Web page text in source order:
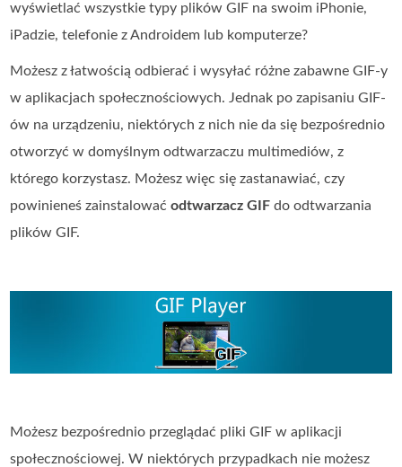
wyświetlać wszystkie typy plików GIF na swoim iPhonie,
iPadzie, telefonie z Androidem lub komputerze?
Możesz z łatwością odbierać i wysyłać różne zabawne GIF-y
w aplikacjach społecznościowych. Jednak po zapisaniu GIF-
ów na urządzeniu, niektórych z nich nie da się bezpośrednio
otworzyć w domyślnym odtwarzaczu multimediów, z
którego korzystasz. Możesz więc się zastanawiać, czy
powinieneś zainstalowaćodtwarzacz GIF do odtwarzania
plików GIF.
Możesz bezpośrednio przeglądać pliki GIF w aplikacji
społecznościowej. W niektórych przypadkach nie możesz